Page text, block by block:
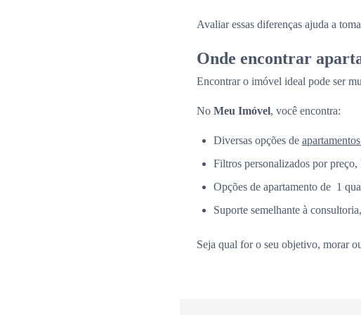
Avaliar essas diferenças ajuda a
Onde encontrar
Encontrar o imóvel ideal pode ser
No Meu Imóvel, você encontra:
Diversas opções de
Filtros personalizados por preço,
Opções de apartamento de 1
Suporte semelhante à
Seja qual for o seu objetivo, morar